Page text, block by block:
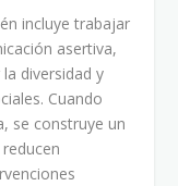
incluye trabajar
asertiva,
diversidad y
Cuando
se construye un